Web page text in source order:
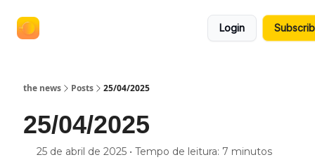
Login
the news Posts 25/04/2025
25/04/2025
25 de abril de 2025 • Tempo de leitura: 7 minutos